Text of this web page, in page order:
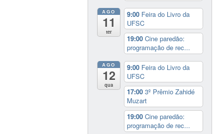
AGO
11
ter
9:00 Feira do Livro da
UFSC
19:00Cine paredão:
programação de rec...
AGO
12
qua
9:00 Feira do Livro da
UFSC
17:003º Prêmio Zahidé
Muzart
19:00Cine paredão:
programação de rec...